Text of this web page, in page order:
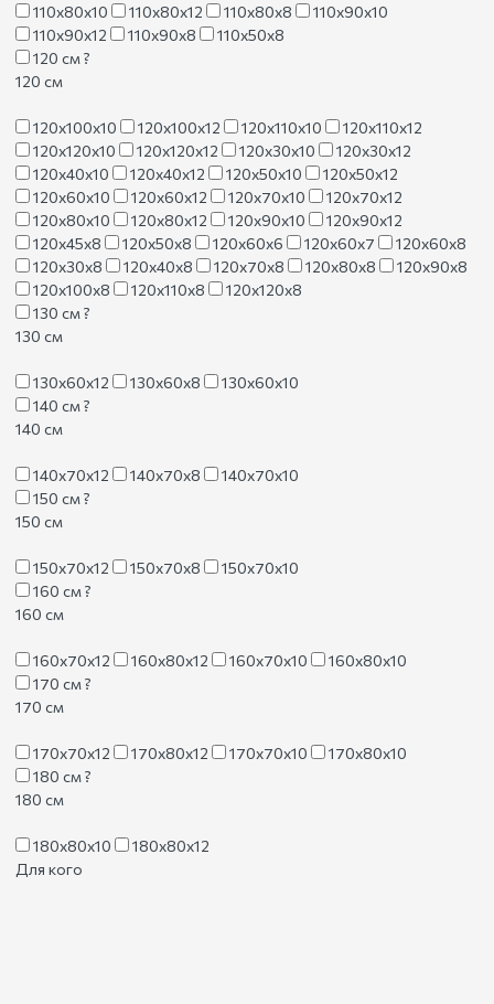
110х80х10
110х80х12 110х80х8
110х90х10
110х90х12
110х90х8
110х50х8
120 см?
120 см
120х100х10 120х100х12 120х110х10
120х110х12
120х120х10
120х120х12 120х30х10
120х30х12
120х40х10
120х40х12 120х50х10
120х50х12
120х60х10
120х60х12 120х70х10
120х70х12
120х80х10
120х80х12 120х90х10
120х90х12
120х45х8
120х50х8 120х60х6 120х60х7
120х60х8
120х30х8
120х40х8 120х70х8 120х80х8
120х90х8
120х100х8
120х110х8
120х120х8
130 см?
130 см
130х60х12 130х60х8
130х60х10
140 см?
140 см
140х70х12 140х70х8
140х70х10
150 см?
150 см
150х70х12 150х70х8
150х70х10
160 см?
160 см
160х70х12 160х80х12 160х70х10
160х80х10
170 см?
170 см
170х70х12 170х80х12 170х70х10
170х80х10
180 см?
180 см
180х80х10
180х80х12
Для кого